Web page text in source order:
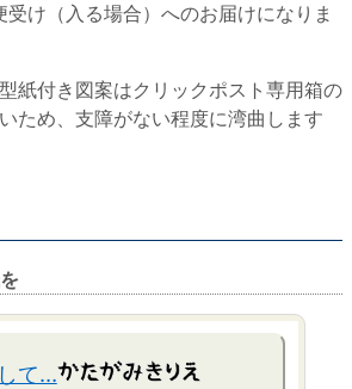
受け（入る場合）へのお届けになりま
紙付き図案はクリックポスト専用箱の
ため、支障がない程度に湾曲します
て…